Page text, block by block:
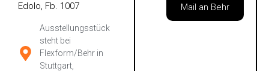
Edolo, Fb. 1007
Ausstellungsstück
steht bei
Flexform/Behr in
Stuttgart,
Mail an Behr